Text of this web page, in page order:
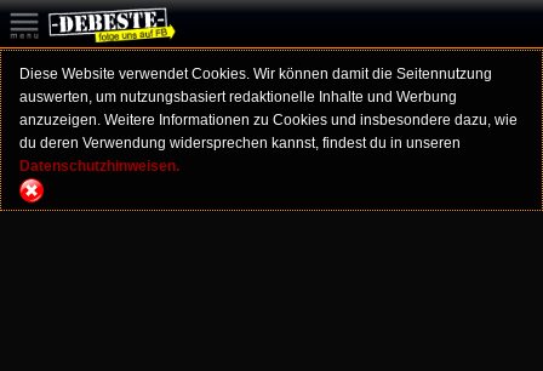
Diese Website verwendet Cookies. Wir können damit die Seitennutzung
auswerten, um nutzungsbasiert redaktionelle Inhalte und Werbung
anzuzeigen. Weitere Informationen zu Cookies und insbesondere dazu, wie
du deren Verwendung widersprechen kannst, findest du in unseren
Datenschutzhinweisen.